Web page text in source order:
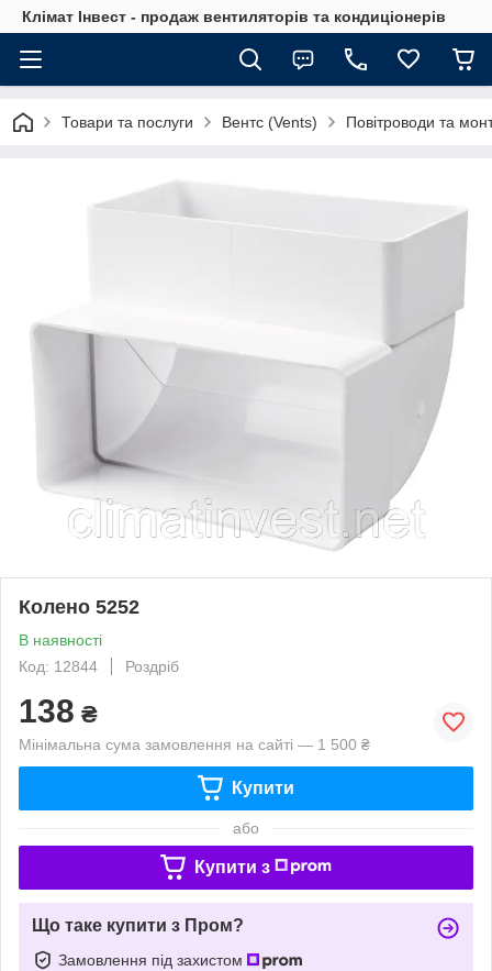
Клімат Інвест - продаж вентиляторів та кондиціонерів
Товари та послуги Вентс (Vents) Повітроводи та
Колено 5252
В наявності
Код: 12844
Роздріб
138 ₴
Мінімальна сума замовлення на сайті — 1 500 ₴
Купити
або
Купити з
Що таке купити з Пром?
Замовлення під захистом